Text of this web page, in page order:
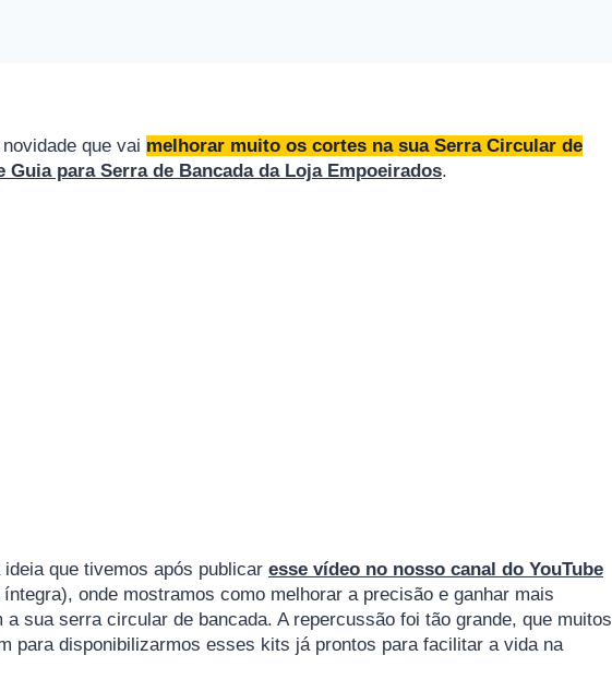
que vai melhorar muito os cortes na sua Serra Circular de
Guia para Serra de Bancada da Loja Empoeirados.
que tivemos após publicar esse vídeo no nosso canal do YouTube
onde mostramos como melhorar a precisão e ganhar mais
sua serra circular de bancada. A repercussão foi tão grande, que muitos
para disponibilizarmos esses kits já prontos para facilitar a vida na